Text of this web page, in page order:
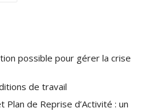
possible pour gérer la crise
de travail
Plan de Reprise d’Activité : un